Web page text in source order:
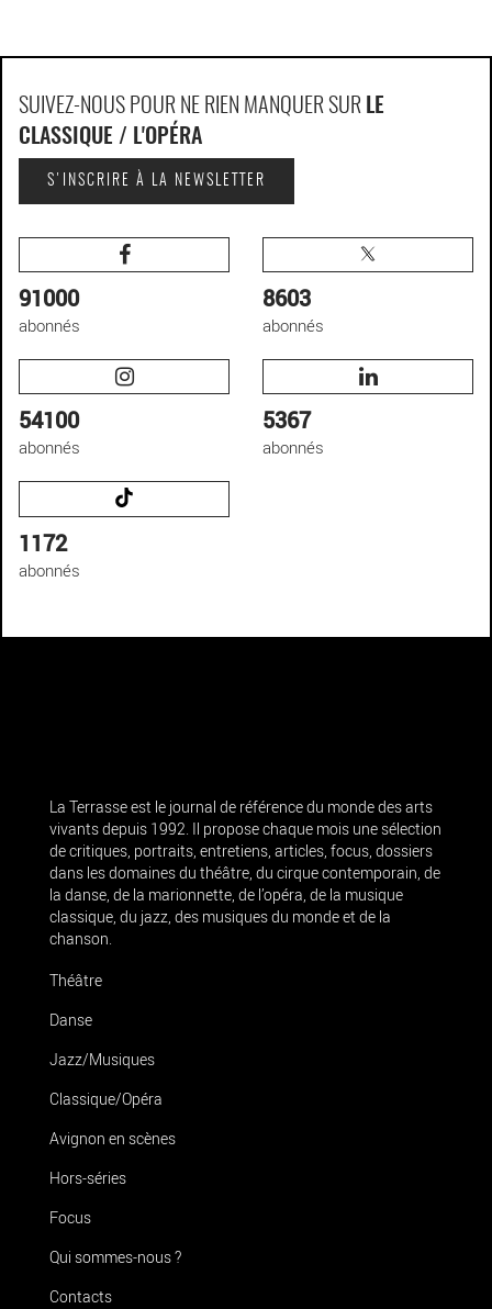
SUIVEZ-NOUS POUR NE RIEN MANQUER SUR LE
CLASSIQUE / L'OPÉRA
S'INSCRIRE À LA NEWSLETTER
91000
abonnés
8603
abonnés
54100
abonnés
5367
abonnés
1172
abonnés
La Terrasse est le journal de référence du monde des arts
vivants depuis 1992. Il propose chaque mois une sélection
de critiques, portraits, entretiens, articles, focus, dossiers
dans les domaines du théâtre, du cirque contemporain, de
la danse, de la marionnette, de l’opéra, de la musique
classique, du jazz, des musiques du monde et de la
chanson.
Théâtre
Danse
Jazz/Musiques
Classique/Opéra
Avignon en scènes
Hors-séries
Focus
Qui sommes-nous ?
Contacts